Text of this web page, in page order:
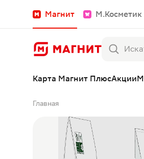
Магнит М.Косметик
Карта Магнит ПлюсАкции
Главная